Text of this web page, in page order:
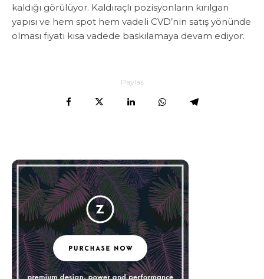
kaldığı görülüyor. Kaldıraçlı pozisyonların kırılgan
yapısı ve hem spot hem vadeli CVD’nin satış yönünde
olması fiyatı kısa vadede baskılamaya devam ediyor.
Paylaş